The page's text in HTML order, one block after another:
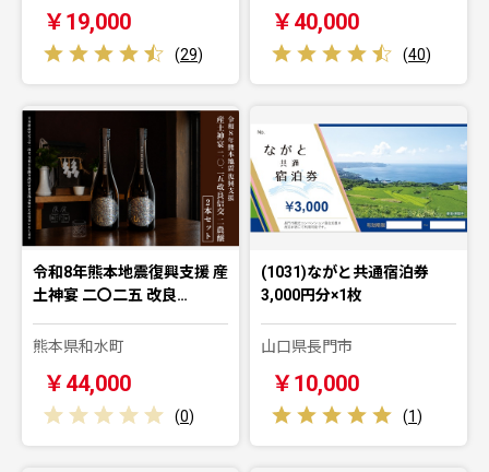
￥19,000
(29)
￥40,000
(40)
令和8年熊本地震復興支援 産
土神宴 二〇二五 改良…
熊本県和水町
￥44,000
(0)
(1031)ながと共通宿泊券
3,000円分×1枚
山口県長門市
￥10,000
(1)